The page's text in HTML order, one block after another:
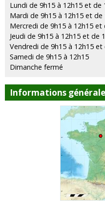
Lundi de 9h15 à 12h15 et de
Mardi de 9h15 à 12h15 et de
Mercredi de 9h15 à 12h15 et
Jeudi de 9h15 à 12h15 et de
Vendredi de 9h15 à 12h15 et
Samedi de 9h15 à 12h15
Dimanche fermé
Informations